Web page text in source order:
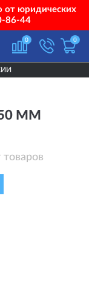
от юридических
86-44
0 0
ММ